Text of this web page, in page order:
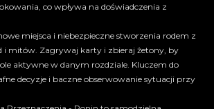
co wpływa na doświadczenia z
miejsca i niebezpieczne stworzenia rodem z
i mitów. Zagrywaj karty i zbieraj żetony, by
aktywne w danym rozdziale. Kluczem do
decyzje i baczne obserwowanie sytuacji przy